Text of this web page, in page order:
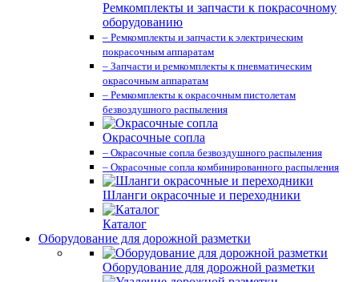
Ремкомплекты и запчасти к покрасочному
оборудованию
– Ремкомплекты и запчасти к электрическим
покрасочным аппаратам
– Запчасти и ремкомплекты к пневматическим
окрасочным аппаратам
– Ремкомплекты к окрасочным пистолетам
безвоздушного распыления
Окрасочные сопла
– Окрасочные сопла безвоздушного распыления
– Окрасочные сопла комбинированного распыления
Шланги окрасочные и переходники
Каталог
Оборудование для дорожной разметки
Оборудование для дорожной разметки